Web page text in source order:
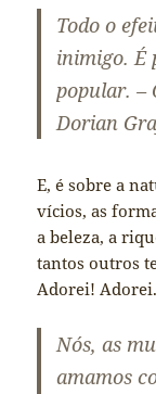
Todo o
inimigo. É
popular. –
Dorian
E, é sobre a
vícios, as
a beleza, a
tantos outros
Adorei! Adorei.
Nós, as
amamos